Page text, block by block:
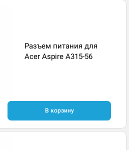
Разъем питания для
Acer Aspire A315-56
В корзину